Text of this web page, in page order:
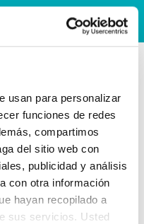
usan para personalizar
funciones de redes
compartimos
del sitio web con
publicidad y análisis
con otra información
hayan recopilado a
sus servicios. Usted